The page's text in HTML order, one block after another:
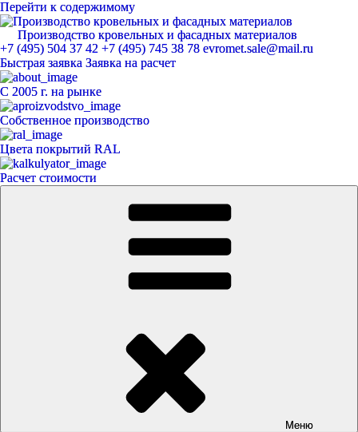
Перейти к содержимому
Производство кровельных и фасадных материалов
ЕвроМет
+7 (495) 504 37 42 +7 (495) 745 38 78 evromet.sale@mail.ru
Быстрая заявка Заявка на расчет
С 2005 г. на рынке
Собственное производство
Цвета покрытий RAL
Расчет стоимости
Меню